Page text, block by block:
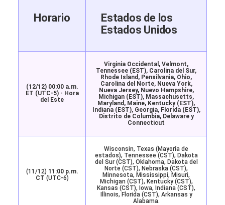
Horario
Estados de los
Estados Unidos
(12/12) 00:00 a.m.
ET (UTC-5) - Hora
del Este
Virginia Occidental, Velmont,
Tennessee (EST), Carolina del Sur,
Rhode Island, Pensilvania, Ohio,
Carolina del Norte, Nueva York,
Nueva Jersey, Nuevo Hampshire,
Michigan (EST), Massachusetts,
Maryland, Maine, Kentucky (EST),
Indiana (EST), Georgia, Florida (EST),
Distrito de Columbia, Delaware y
Connecticut
(11/12) 11:00 p.m.
CT (UTC-6)
Wisconsin, Texas (Mayoría de
estados), Tennessee (CST), Dakota
del Sur (CST), Oklahoma, Dakota del
Norte (CST), Nebraska (CST),
Minnesota, Mississippi, Misuri,
Michigan (CST), Kentucky (CST),
Kansas (CST), Iowa, Indiana (CST),
Illinois, Florida (CST), Arkansas y
Alabama.